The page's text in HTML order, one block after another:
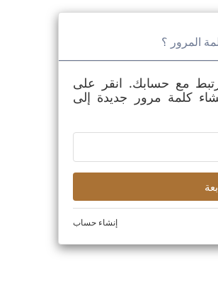
المرور ؟
مع حسابك. انقر على
كلمة مرور جديدة إلى
إنشاء حساب